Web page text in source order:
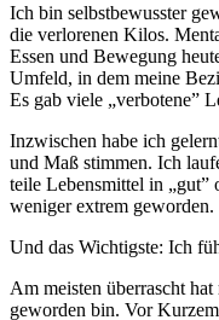
Ich bin selbstbewusster
die verlorenen Kilos.
Essen und Bewegung
Umfeld, in dem meine
Es gab viele „verbotene”
Inzwischen habe ich
und Maß stimmen. Ich
teile Lebensmittel in „gut”
weniger extrem geworden.
Und das Wichtigste: Ich
Am meisten überrascht
geworden bin. Vor